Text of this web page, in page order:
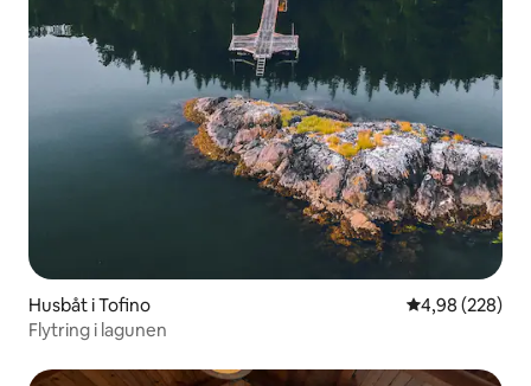
Husbåt i Tofino 4,98 av 5 i
4,98 (228)
Flytring i lagunen